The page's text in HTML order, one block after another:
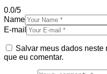
0.0/5
Name
E-mail
Salvar meus dados neste
que eu comentar.